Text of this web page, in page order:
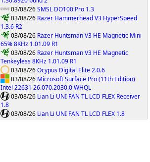
03/08/26SMSL DO100 Pro 1.3
03/08/26 Razer Hammerhead V3 HyperSpeed
1.3.6 R2
03/08/26 Razer Huntsman V3 HE Magnetic Mini
65% 8KHz 1.01.09 R1
03/08/26 Razer Huntsman V3 HE Magnetic
Tenkeyless 8KHz 1.01.09 R1
03/08/26Ocypus Digital Elite 2.0.6
03/08/26 Microsoft Surface Pro (11th Edition)
Intel 22631 26.070.2030.0 WHQL
03/08/26 Lian Li UNI FAN TL LCD FLEX Receiver
1.8
03/08/26 Lian Li UNI FAN TL LCD FLEX 1.8